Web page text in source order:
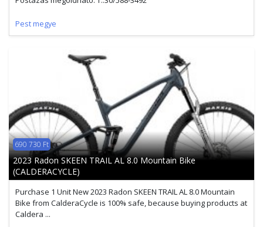
Pest megye
690 730 Ft
2023 Radon SKEEN TRAIL AL 8.0 Mountain Bike
(CALDERACYCLE)
Purchase 1 Unit New 2023 Radon SKEEN TRAIL AL 8.0 Mountain
Bike from CalderaCycle is 100% safe, because buying products at
Caldera ...